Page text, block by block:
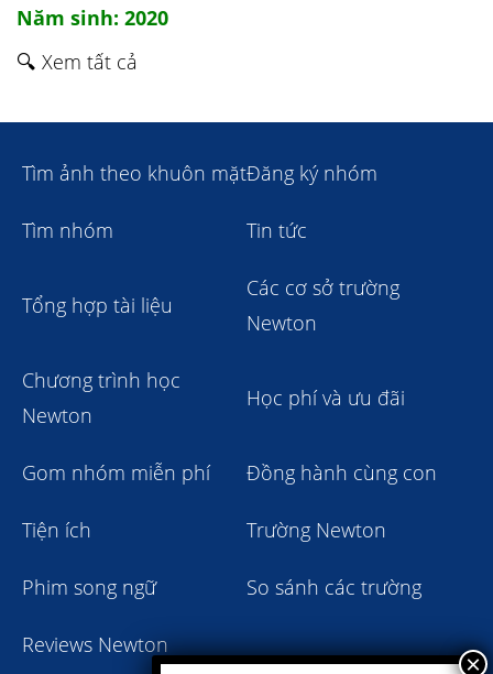
Năm sinh: 2020
🔍 Xem tất cả
Tìm ảnh theo khuôn mặtĐăng ký nhóm
Tìm nhóm Tin tức
Tổng hợp tài liệu
Các cơ sở trường
Newton
Chương trình học
Newton
Học phí và ưu đãi
Gom nhóm miễn phí Đồng hành cùng con
Tiện ích Trường Newton
Phim song ngữ So sánh các trường
Reviews Newton